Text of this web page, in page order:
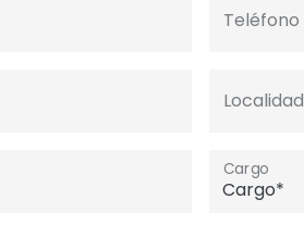
Teléfono
Localidad
Cargo